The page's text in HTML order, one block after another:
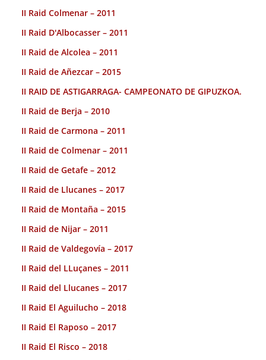
II Raid Colmenar – 2011
II Raid D'Albocasser – 2011
II Raid de Alcolea – 2011
II Raid de Añezcar – 2015
II RAID DE ASTIGARRAGA- CAMPEONATO DE GIPUZKOA.
II Raid de Berja – 2010
II Raid de Carmona – 2011
II Raid de Colmenar – 2011
II Raid de Getafe – 2012
II Raid de Llucanes – 2017
II Raid de Montaña – 2015
II Raid de Nijar – 2011
II Raid de Valdegovía – 2017
II Raid del LLuçanes – 2011
II Raid del Llucanes – 2017
II Raid El Aguilucho – 2018
II Raid El Raposo – 2017
II Raid El Risco – 2018